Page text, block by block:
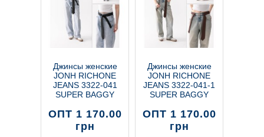
Джинсы женские
JONH RICHONE
JEANS 3322-041
SUPER BAGGY
ОПТ 1 170.00
грн
Джинсы женские
JONH RICHONE
JEANS 3322-041-1
SUPER BAGGY
ОПТ 1 170.00
грн